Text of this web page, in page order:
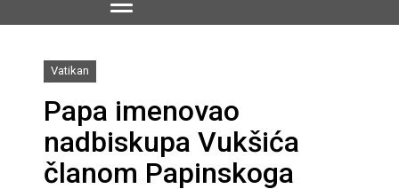
Vatikan
Papa imenovao
nadbiskupa Vukšića
članom Papinskoga